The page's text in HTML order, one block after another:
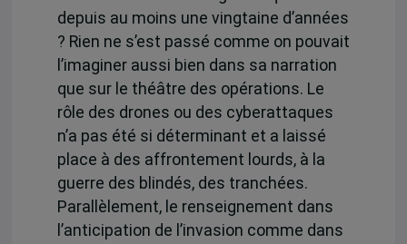
depuis au moins une vingtaine d’années
? Rien ne s’est passé comme on pouvait
l’imaginer aussi bien dans sa narration
que sur le théâtre des opérations. Le
rôle des drones ou des cyberattaques
n’a pas été si déterminant et a laissé
place à des affrontement lourds, à la
guerre des blindés, des tranchées.
Parallèlement, le renseignement dans
l’anticipation de l’invasion comme dans